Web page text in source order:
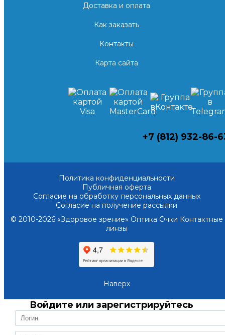
Доставка и оплата
Как заказать
Контакты
Карта сайта
+7 (812) 932-86-
Политика конфиденциальности
Публичная оферта
Согласие на обработку персональных данных
Согласие на получение рассылки
© 2010-2026 «Здоровое зрение» Оптика Очки Контактные
линзы
Наверх
Войдите или зарегистрируйтесь